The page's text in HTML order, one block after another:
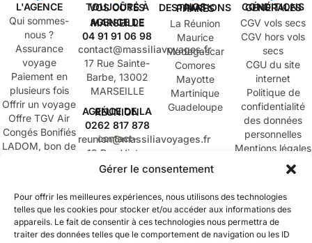
Gérer le consentement
Pour offrir les meilleures expériences, nous utilisons des technologies
telles que les cookies pour stocker et/ou accéder aux informations des
appareils. Le fait de consentir à ces technologies nous permettra de
traiter des données telles que le comportement de navigation ou les ID
L'AGENCE
Qui sommes-
nous ?
Assurance
voyage
Paiement en
plusieurs fois
Offrir un voyage
Offre TGV Air
Congés Bonifiés
LADOM, bon de
ressourcement
Compagnies
partenaires
TOUJOURS À VOS CÔTÉS
AGENCE DE MARSEILLE
04 91 91 06 98
contact@massiliavoyages.fr
17 Rue Sainte-
Barbe, 13002
MARSEILLE
AGENCE DE LA RÉUNION
0262 817 878
contact-reunion@massiliavoyages.fr
12 Rue Victor
Schoelcher,
POSSESSION
NOS DESTINATIONS PHARES
La Réunion
Maurice
Madagascar
Comores
Mayotte
Martinique
Guadeloupe
CONDITIONS GÉNÉRALES
CGV vols secs
CGV hors vols
secs
CGU du site
internet
Politique de
confidentialité
des données
personnelles
Mentions légales
SUIVEZ
VOYAGES SUR
TOUS VOS
RÉSEAUX